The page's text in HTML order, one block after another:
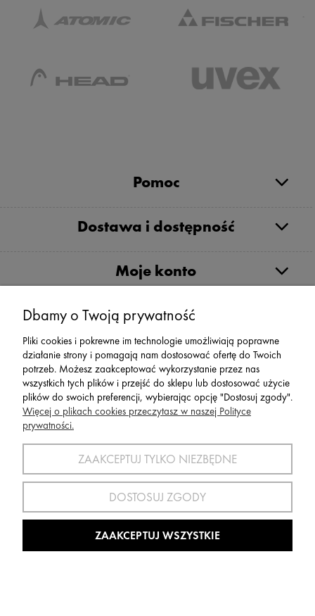
Pomoc
Dostawa i dostępność
Moje konto
Serwis
Zwroty,Reklamacje Wymiany
SPORT 2002 ||
sport2002@onet.eutel:(75) 777 76 36
Wszelkie Prawa Zastrzeżone © 2022 Sport2002.pl
Wdrożenie:Agencja InteraktywnaDesignOrka|Sklep Shoper.pl
Dbamy o Twoją prywatność
Pliki cookies i pokrewne im technologie umożliwiają poprawne
działanie strony i pomagają nam dostosować ofertę do Twoich
potrzeb. Możesz zaakceptować wykorzystanie przez nas
wszystkich tych plików i przejść do sklepu lub dostosować użycie
plików do swoich preferencji, wybierając opcję "Dostosuj zgody".
Więcej o plikach cookies przeczytasz w naszej Polityce
prywatności.
ZAAKCEPTUJ TYLKO NIEZBĘDNE
DOSTOSUJ ZGODY
ZAAKCEPTUJ WSZYSTKIE